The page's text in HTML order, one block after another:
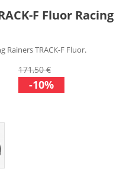
F Fluor Racing
Rainers TRACK-F Fluor.
171,50 €
-10%